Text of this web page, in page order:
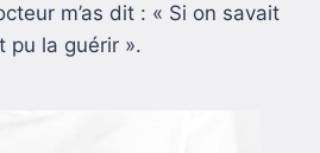
m’as dit : « Si on savait
pu la guérir ».